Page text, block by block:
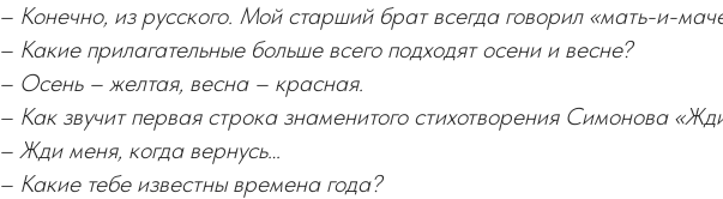
– Конечно, из русского. Мой старший брат всегда говорил «мать-и-
– Какие прилагательные больше всего подходят осени и весне?
– Осень – желтая, весна – красная.
– Как звучит первая строка знаменитого стихотворения Симонова
– Жди меня, когда вернусь…
– Какие тебе известны времена года?